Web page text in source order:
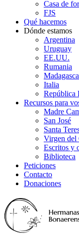
Casa de
FJS
Qué hacemos
Dónde estamos
Argentina
Uruguay
EE.UU.
Rumania
Italia
República
Recursos para
Madre
San José
Santa
Virgen del
Escritos y
Biblioteca
Peticiones
Contacto
Donaciones